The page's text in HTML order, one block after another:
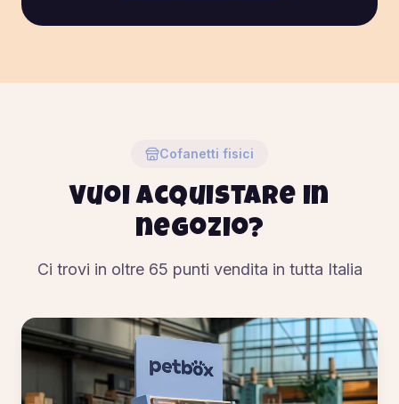
Cofanetti fisici
Vuoi acquistare in
negozio?
Ci trovi in oltre 65 punti vendita in tutta Italia